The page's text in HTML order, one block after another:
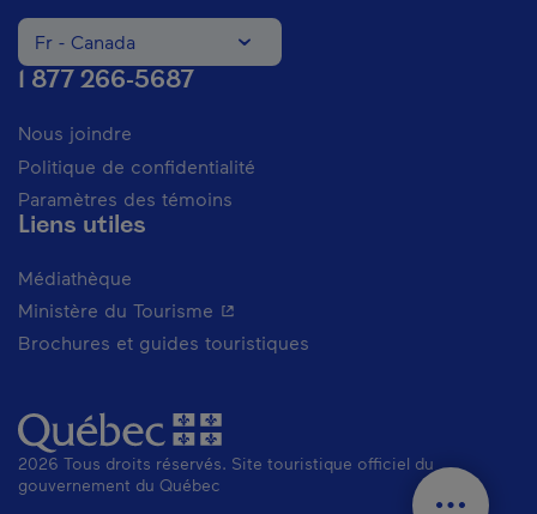
Changer la langue du site Internet. La langue actuelle est
Fr - Canada
1 877 266-5687
Nous joindre
Politique de confidentialité
Paramètres des témoins
Liens utiles
Médiathèque
Ministère du Tourisme - Cet hyperlien s'ouvrira dans une
Brochures et guides touristiques
2026 Tous droits réservés. Site touristique officiel du
gouvernement du Québec